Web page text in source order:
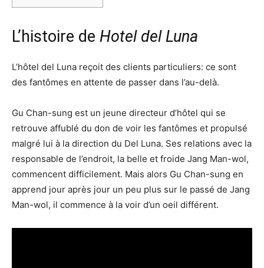
L’histoire de Hotel del Luna
L’hôtel del Luna reçoit des clients particuliers: ce sont
des fantômes en attente de passer dans l’au-delà.
Gu Chan-sung est un jeune directeur d’hôtel qui se
retrouve affublé du don de voir les fantômes et propulsé
malgré lui à la direction du Del Luna. Ses relations avec la
responsable de l’endroit, la belle et froide Jang Man-wol,
commencent difficilement. Mais alors Gu Chan-sung en
apprend jour après jour un peu plus sur le passé de Jang
Man-wol, il commence à la voir d’un oeil différent.